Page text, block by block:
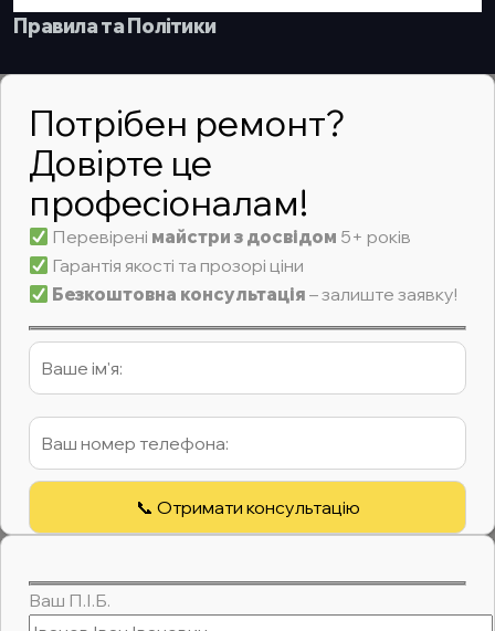
Правила та Політики
Потрібен ремонт?
Довірте це
професіоналам!
Перевірені майстри з досвідом 5+ років
Гарантія якості та прозорі ціни
Безкоштовна консультація – залиште заявку!
Ваш П.І.Б.